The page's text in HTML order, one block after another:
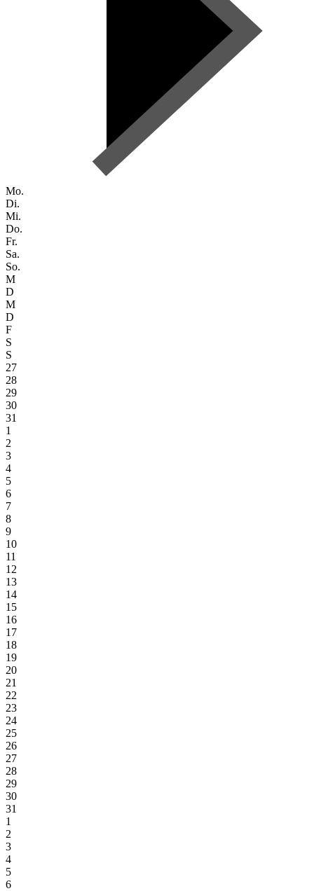
Mo.
Di.
Mi.
Do.
Fr.
Sa.
So.
M
D
M
D
F
S
S
27
28
29
30
31
1
2
3
4
5
6
7
8
9
10
11
12
13
14
15
16
17
18
19
20
21
22
23
24
25
26
27
28
29
30
31
1
2
3
4
5
6